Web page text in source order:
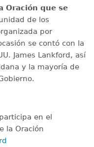
Oración que se
de los
por
se contó con la
James Lankford, así
y la mayoría de
en el
la Oración